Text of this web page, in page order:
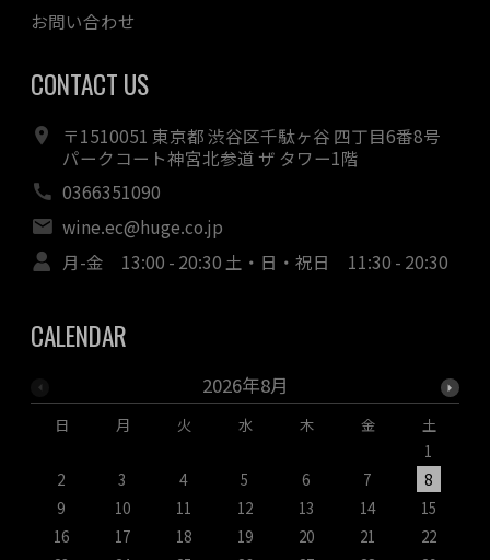
お問い合わせ
CONTACT US
〒1510051 東京都 渋谷区千駄ヶ谷 四丁目6番8号
パークコート神宮北参道 ザ タワー1階
0366351090
wine.ec@huge.co.jp
月-金 13:00 - 20:30 土・日・祝日 11:30 - 20:30
CALENDAR
2026年8月
日 月 火 水 木 金
土
1
2
3 4 5 6 7
8
9
10 11 12 13 14
15
16
17 18 19 20 21
22